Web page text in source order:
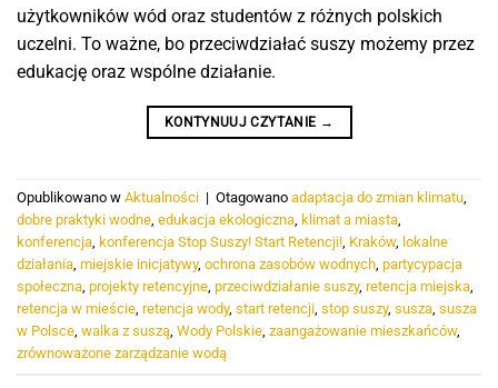
użytkowników wód oraz studentów z różnych polskich
uczelni. To ważne, bo przeciwdziałać suszy możemy przez
edukację oraz wspólne działanie.
KONTYNUUJ CZYTANIE →
Opublikowano w Aktualności | Otagowano adaptacja do zmian klimatu
dobre praktyki wodne edukacja ekologiczna klimat a miasta
konferencja konferencja Stop Suszy! Start Retencji! Kraków, lokalne
działania miejskie inicjatywy, ochrona zasobów wodnych partycypacja
społeczna projekty retencyjne przeciwdziałanie suszy, retencja miejska
retencja w mieście retencja wody, start retencji stop suszy, susza susza
w Polsce walka z suszą Wody Polskie zaangażowanie mieszkańców,
zrównoważone zarządzanie wodą